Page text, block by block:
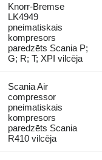
Knorr-Bremse
LK4949
pneimatiskais
kompresors
paredzēts Scania P;
G; R; T; XPI vilcēja
Scania Air
compressor
pneimatiskais
kompresors
paredzēts Scania
R410 vilcēja